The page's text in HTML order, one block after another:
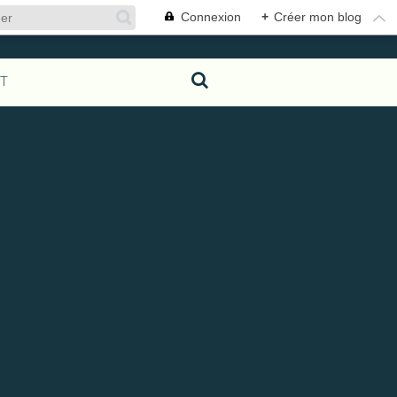
Connexion + Créer mon blog